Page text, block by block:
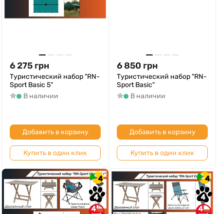
6 275 грн
Туристический набор "RN-
Sport Basic 5"
В наличии
Добавить в корзину
Купить в один клик
6 850 грн
Туристический набор "RN-
Sport Basic"
В наличии
Добавить в корзину
Купить в один клик
4
4
4
4
4
4